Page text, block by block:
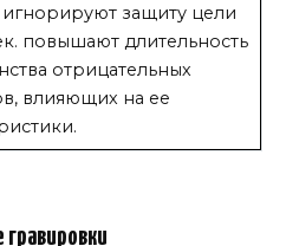
игнорируют защиту цели
повышают длительность
отрицательных
влияющих на ее